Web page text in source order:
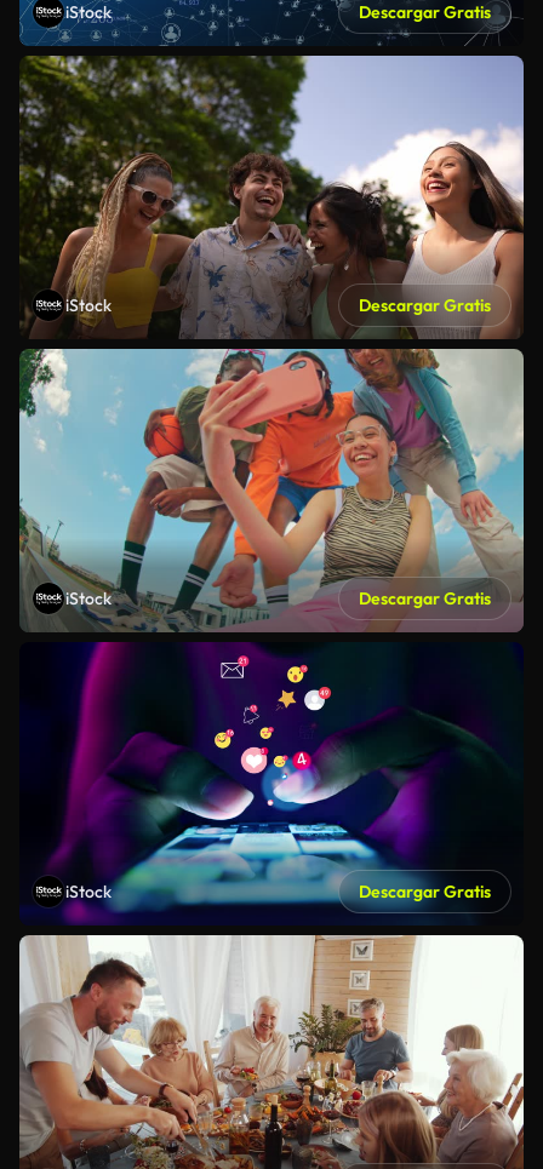
iStock Descargar Gratis
iStock Descargar Gratis
iStock Descargar Gratis
iStock Descargar Gratis